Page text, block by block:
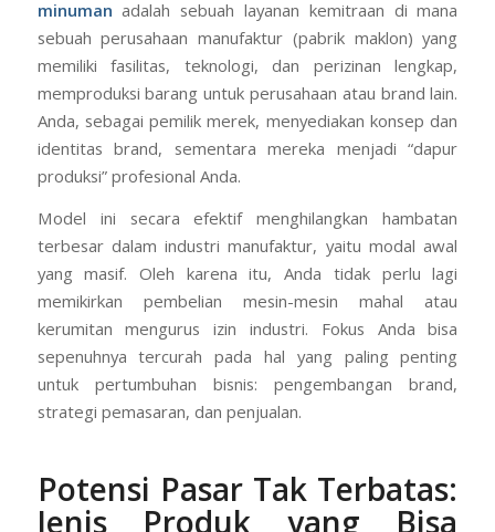
Istilah “maklon” mungkin masih terdengar asing bagi
sebagian orang. Secara sederhana, jasa maklon
minumanadalah sebuah layanan kemitraan di mana
sebuah perusahaan manufaktur (pabrik maklon) yang
memiliki fasilitas, teknologi, dan perizinan lengkap,
memproduksi barang untuk perusahaan atau brand lain.
Anda, sebagai pemilik merek, menyediakan konsep dan
identitas brand, sementara mereka menjadi “dapur
produksi” profesional Anda.
Model ini secara efektif menghilangkan hambatan
terbesar dalam industri manufaktur, yaitu modal awal
yang masif. Oleh karena itu, Anda tidak perlu lagi
memikirkan pembelian mesin-mesin mahal atau
kerumitan mengurus izin industri. Fokus Anda bisa
sepenuhnya tercurah pada hal yang paling penting
strategi pemasaran, dan penjualan.